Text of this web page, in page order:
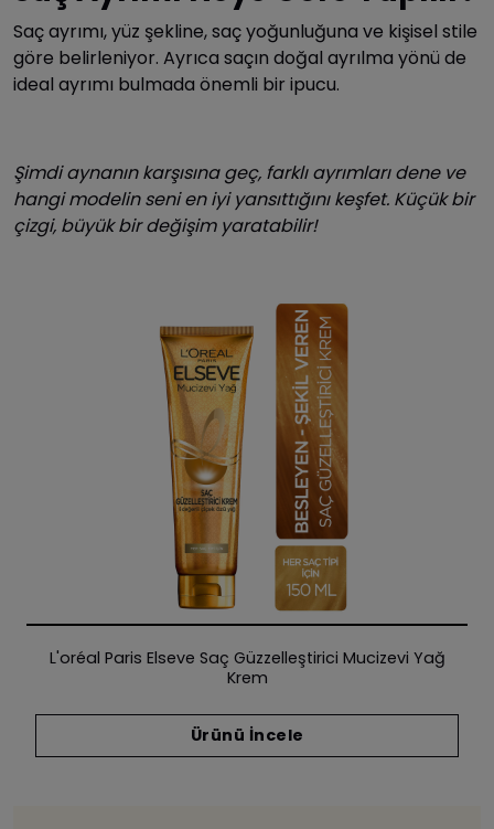
Saç ayrımı, yüz şekline, saç yoğunluğuna ve kişisel stile
göre belirleniyor. Ayrıca saçın doğal ayrılma yönü de
ideal ayrımı bulmada önemli bir ipucu.
Şimdi aynanın karşısına geç, farklı ayrımları dene ve
hangi modelin seni en iyi yansıttığını keşfet. Küçük bir
çizgi, büyük bir değişim yaratabilir!
L'oréal Paris Elseve Saç Güzzelleştirici Mucizevi Yağ
Krem
Ürünü İncele